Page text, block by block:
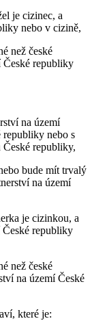
je cizinec, a
nebo v cizině,
než české
České republiky
na území
republiky nebo s
republiky,
bude mít trvalý
na území
je cizinkou, a
České republiky
než české
na území České
které je: